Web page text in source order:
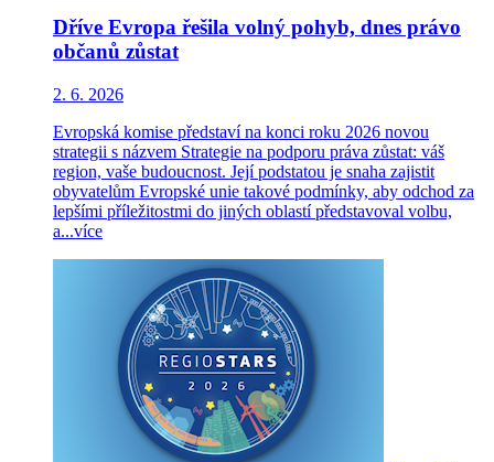
Dříve Evropa řešila volný pohyb, dnes právo
občanů zůstat
2. 6. 2026
Evropská komise představí na konci roku 2026 novou
strategii s názvem Strategie na podporu práva zůstat: váš
region, vaše budoucnost. Její podstatou je snaha zajistit
obyvatelům Evropské unie takové podmínky, aby odchod za
lepšími příležitostmi do jiných oblastí představoval volbu,
a...více